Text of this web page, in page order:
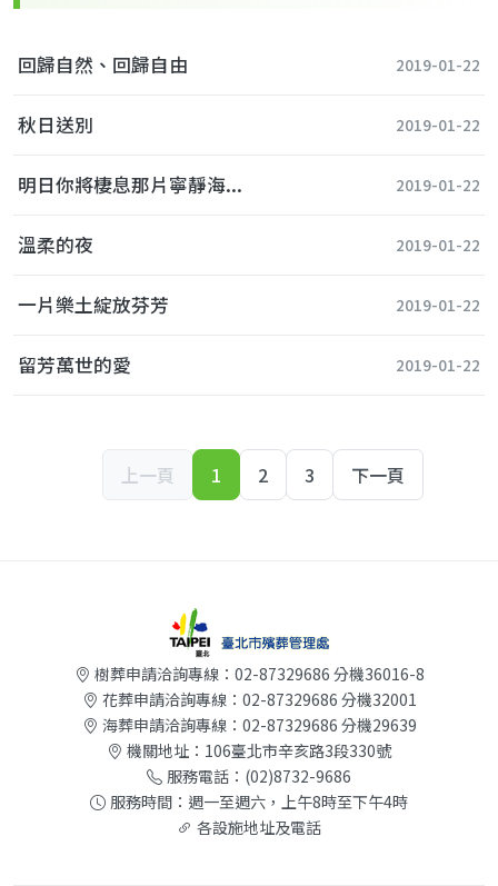
回歸自然、回歸自由 2019-01-22
秋日送別 2019-01-22
明日你將棲息那片寧靜海... 2019-01-22
溫柔的夜 2019-01-22
一片樂土綻放芬芳 2019-01-22
留芳萬世的愛 2019-01-22
上一頁 1 2 3 下一頁
樹葬申請洽詢專線：02-87329686 分機36016-8
花葬申請洽詢專線：02-87329686 分機32001
海葬申請洽詢專線：02-87329686 分機29639
機關地址：106臺北市辛亥路3段330號
服務電話： (02)8732-9686
服務時間：週一至週六，上午8時至下午4時
各設施地址及電話